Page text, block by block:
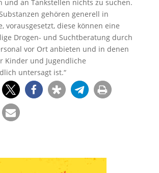
und an Tankstellen nichts zu suchen.
gehören generell in
vorausgesetzt, diese können eine
Drogen- und Suchtberatung durch
vor Ort anbieten und in denen
Kinder und Jugendliche
untersagt ist.“